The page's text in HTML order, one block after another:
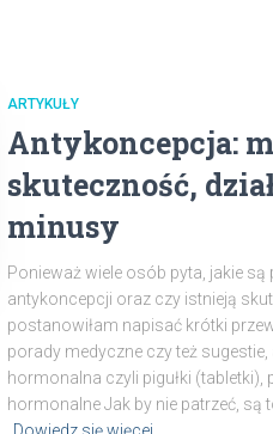
ARTYKUŁY
Antykoncepcja:
skuteczność,
minusy
Ponieważ wiele osób pyta, jakie
antykoncepcji oraz czy istnieją
postanowiłam napisać krótki
porady medyczne czy też
hormonalna czyli pigułki (tabletki),
hormonalne Jak by nie patrzeć, są
Dowiedz się więcej